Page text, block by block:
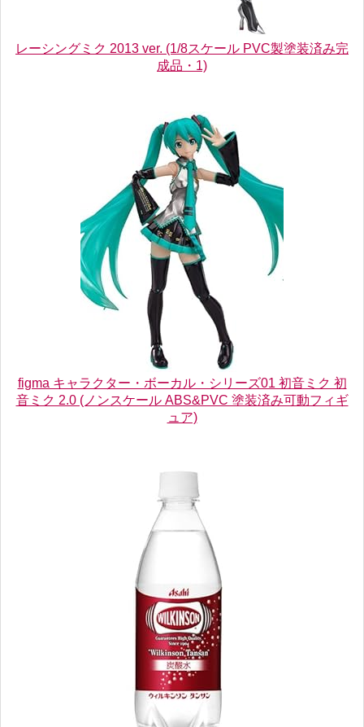
レーシングミク 2013 ver. (1/8スケール PVC製塗装済み完
成品・1)
figma キャラクター・ボーカル・シリーズ01 初音ミク 初
音ミク 2.0 (ノンスケール ABS&PVC 塗装済み可動フィギ
ュア)